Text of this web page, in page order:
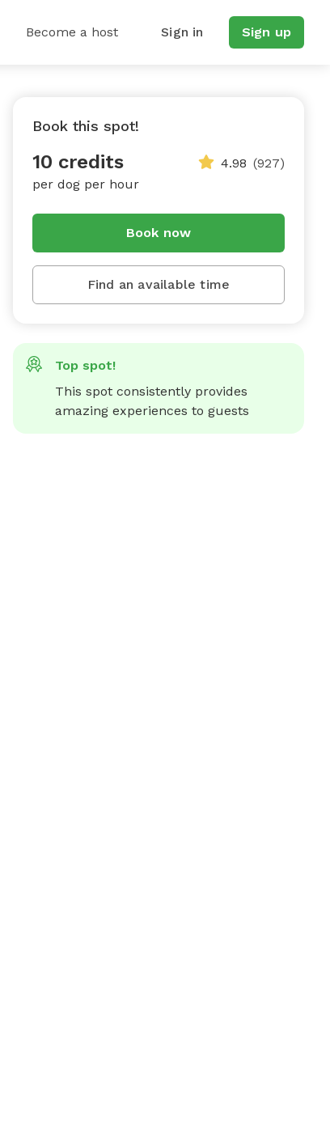
Become a host Sign in Sign up
Book this spot!
10 credits
per dog per hour
4.98 (927)
Book now
Find an available time
Top spot!
This spot consistently provides
amazing experiences to guests